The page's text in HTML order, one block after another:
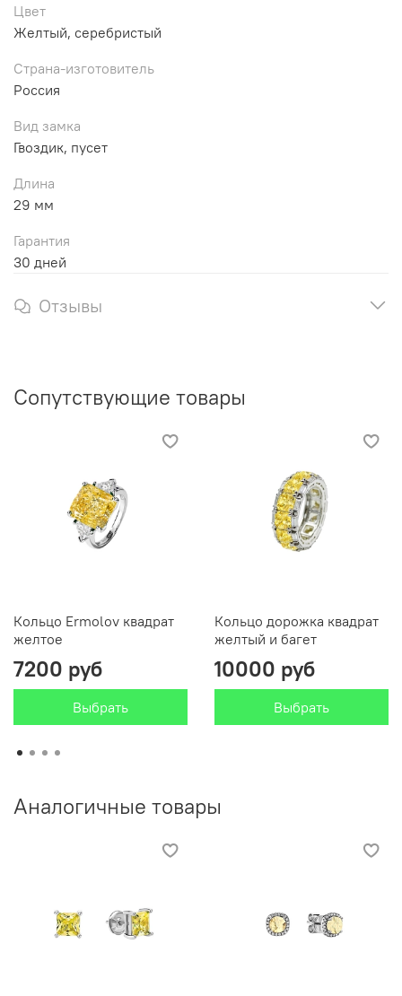
Цвет
Желтый, серебристый
Страна-изготовитель
Россия
Вид замка
Гвоздик, пусет
Длина
29 мм
Гарантия
30 дней
Отзывы
Сопутствующие товары
Кольцо Ermolov квадрат
желтое
7200 руб
Выбрать
Кольцо дорожка квадрат
желтый и багет
10000 руб
Выбрать
Аналогичные товары